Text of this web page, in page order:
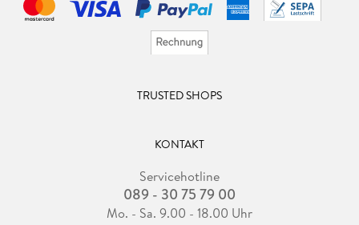
TRUSTED SHOPS
KONTAKT
Servicehotline
089 - 30 75 79 00
Mo. - Sa. 9.00 - 18.00 Uhr